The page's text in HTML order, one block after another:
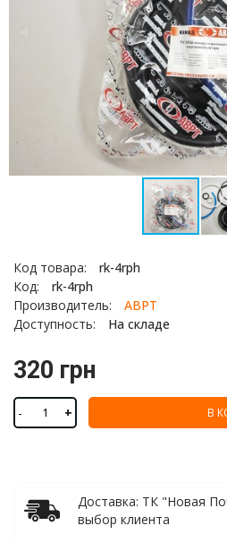
Код товара:
rk-4rph
Код:
rk-4rph
Производитель:
АВРТ
Доступность:
На складе
320 грн
- + В
Доставка: ТК "Новая
выбор клиента